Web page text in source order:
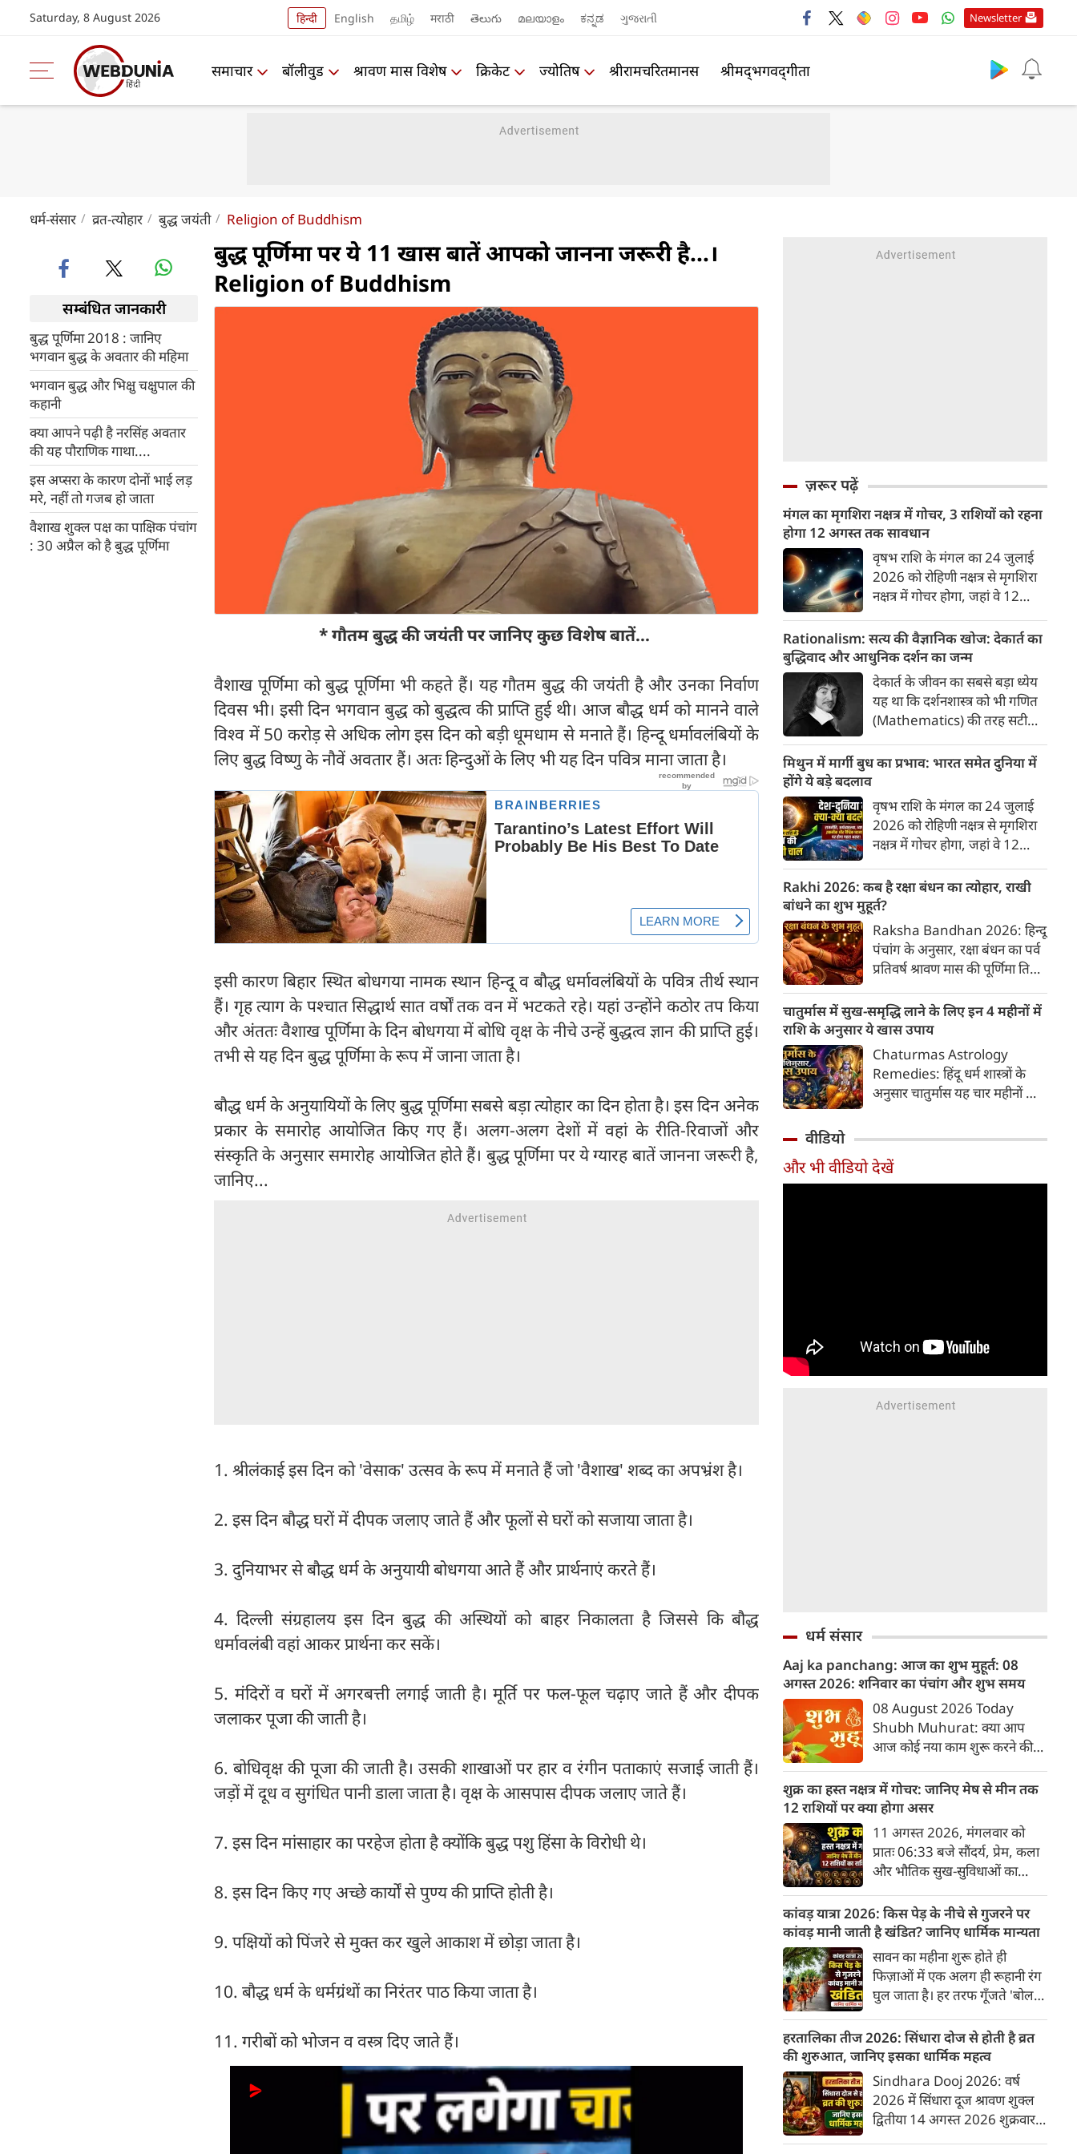
Saturday, 8 August 2026 हिन्दी English தமிழ் मराठी తెలుగు മലയാളം ಕನ್ನಡ ગુજરાતી Newsletter
समाचार बॉलीवुड श्रावण मास विशेष क्रिकेट ज्योतिष श्रीरामचरितमानस श्रीमद्‍भगवद्‍गीता
धर्म-संसार व्रत-त्योहार बुद्ध जयंती Religion of Buddhism
सम्बंधित जानकारी
बुद्ध पूर्णिमा 2018 : जानिए
भगवान बुद्ध के अवतार की महिमा
भगवान बुद्ध और भिक्षु चक्षुपाल की
कहानी
क्या आपने पढ़ी है नरसिंह अवतार
की यह पौराणिक गाथा....
इस अप्सरा के कारण दोनों भाई लड़
मरे, नहीं तो गजब हो जाता
वैशाख शुक्ल पक्ष का पाक्षिक पंचांग
: 30 अप्रैल को है बुद्ध पूर्णिमा
बुद्ध पूर्णिमा पर ये 11 खास बातें आपको जानना जरूरी है...।
Religion of Buddhism
* गौतम बुद्ध की जयंती पर जानिए कुछ विशेष बातें...
वैशाख पूर्णिमा को बुद्ध पूर्णिमा भी कहते हैं। यह गौतम बुद्ध की जयंती है और उनका निर्वाण
दिवस भी। इसी दिन भगवान बुद्ध को बुद्धत्व की प्राप्ति हुई थी। आज बौद्ध धर्म को मानने वाले
विश्व में 50 करोड़ से अधिक लोग इस दिन को बड़ी धूमधाम से मनाते हैं। हिन्दू धर्मावलंबियों के
लिए बुद्ध विष्णु के नौवें अवतार हैं। अतः हिन्दुओं के लिए भी यह दिन पवित्र माना जाता है।
इसी कारण बिहार स्थित बोधगया नामक स्थान हिन्दू व बौद्ध धर्मावलंबियों के पवित्र तीर्थ स्थान
हैं। गृह त्याग के पश्चात सिद्धार्थ सात वर्षों तक वन में भटकते रहे। यहां उन्होंने कठोर तप किया
और अंततः वैशाख पूर्णिमा के दिन बोधगया में बोधि वृक्ष के नीचे उन्हें बुद्धत्व ज्ञान की प्राप्ति हुई।
तभी से यह दिन बुद्ध पूर्णिमा के रूप में जाना जाता है।
बौद्ध धर्म के अनुयायियों के लिए बुद्ध पूर्णिमा सबसे बड़ा त्योहार का दिन होता है। इस दिन अनेक
प्रकार के समारोह आयोजित किए गए हैं। अलग-अलग देशों में वहां के रीति-रिवाजों और
संस्कृति के अनुसार समारोह आयोजित होते हैं। बुद्ध पूर्णिमा पर ये ग्यारह बातें जानना जरूरी है,
जानिए...
1. श्रीलंकाई इस दिन को 'वेसाक' उत्सव के रूप में मनाते हैं जो 'वैशाख' शब्द का अपभ्रंश है।
2. इस दिन बौद्ध घरों में दीपक जलाए जाते हैं और फूलों से घरों को सजाया जाता है।
3. दुनियाभर से बौद्ध धर्म के अनुयायी बोधगया आते हैं और प्रार्थनाएं करते हैं।
4. दिल्ली संग्रहालय इस दिन बुद्ध की अस्थियों को बाहर निकालता है जिससे कि बौद्ध
धर्मावलंबी वहां आकर प्रार्थना कर सकें।
5. मंदिरों व घरों में अगरबत्ती लगाई जाती है। मूर्ति पर फल-फूल चढ़ाए जाते हैं और दीपक
जलाकर पूजा की जाती है।
6. बोधिवृक्ष की पूजा की जाती है। उसकी शाखाओं पर हार व रंगीन पताकाएं सजाई जाती हैं।
जड़ों में दूध व सुगंधित पानी डाला जाता है। वृक्ष के आसपास दीपक जलाए जाते हैं।
7. इस दिन मांसाहार का परहेज होता है क्योंकि बुद्ध पशु हिंसा के विरोधी थे।
8. इस दिन किए गए अच्छे कार्यों से पुण्य की प्राप्ति होती है।
9. पक्षियों को पिंजरे से मुक्त कर खुले आकाश में छोड़ा जाता है।
10. बौद्ध धर्म के धर्मग्रंथों का निरंतर पाठ किया जाता है।
11. गरीबों को भोजन व वस्त्र दिए जाते हैं।
ज़रूर पढ़ें
मंगल का मृगशिरा नक्षत्र में गोचर, 3 राशियों को रहना
होगा 12 अगस्त तक सावधान
वृषभ राशि के मंगल का 24 जुलाई
2026 को रोहिणी नक्षत्र से मृगशिरा
नक्षत्र में गोचर होगा, जहां वे 12
परिवर्तन के चलते 3 राशि के लोगों
को 12 अगस्त तक रहना होगा
सावधान। चलिए जानते हैं कि किन
राशि 3 राशियों को रहना होगा
सावधान।
Rationalism: सत्य की वैज्ञानिक खोज: देकार्त का
बुद्धिवाद और आधुनिक दर्शन का जन्म
देकार्त के जीवन का सबसे बड़ा ध्येय
यह था कि दर्शनशास्त्र को भी गणित
(Mathematics) की तरह सटीक,
जाए। वे एक ऐसा सार्वभौमिक सत्य
खोजना चाहते थे, जिस पर कोई भी
प्रश्नचिह्न न लगा सके। इसी विचार ने
बुद्धिवाद (Rationalism) की नींव
रखी। आइए, देकार्त के इस अद्भुत
दार्शनिक चिंतन के 4 प्रमुख स्तंभों को
गहराई से समझते हैं।
मिथुन में मार्गी बुध का प्रभाव: भारत समेत दुनिया में
होंगे ये बड़े बदलाव
वृषभ राशि के मंगल का 24 जुलाई
2026 को रोहिणी नक्षत्र से मृगशिरा
नक्षत्र में गोचर होगा, जहां वे 12
में एक बड़ा हलचल भरा मोड़ आ चुका
है- बुध ग्रह अपनी ही प्रिय राशि मिथुन
में सीधे (मार्गी) चलने लगे हैं। अब जब
बुद्धि और संवाद का कारक ग्रह सीधी
चाल चलेगा, तो जाहिर है आपकी
सोच, बातचीत और फैसलों की रफ्तार
भी बदल जाएगी।
Rakhi 2026: कब है रक्षा बंधन का त्योहार, राखी
बांधने का शुभ मुहूर्त?
Raksha Bandhan 2026: हिन्दू
पंचांग के अनुसार, रक्षा बंधन का पर्व
प्रतिवर्ष श्रावण मास की पूर्णिमा तिथि
में इसे मिठास और खुशियों का उत्सव
माना गया है। यह भाई-बहन के प्रेम
का पावन पर्व है। यहां जानें रक्षा बंधन
2026 कब है? जानें रक्षा बंधन
2026 की तारीख...
चातुर्मास में सुख-समृद्धि लाने के लिए इन 4 महीनों में
राशि के अनुसार ये खास उपाय
Chaturmas Astrology
Remedies: हिंदू धर्म शास्त्रों के
अनुसार चातुर्मास यह चार महीनों का
आप अपनी राशि के अनुसार चातुर्मास
में कुछ विशेष उपाय करते हैं, तो
वीडियो
और भी वीडियो देखें
धर्म संसार
Aaj ka panchang: आज का शुभ मुहूर्त: 08
अगस्‍त 2026: शनिवार का पंचांग और शुभ समय
08 August 2026 Today
Shubh Muhurat: क्या आप
आज कोई नया काम शुरू करने की
लेने वाले हैं? ज्योतिष और पंचांग के
अनुसार, किसी भी शुभ कार्य को सही
मुहूर्त में करने से सफलता की
संभावना बढ़ जाती है। 'वेबदुनिया'
आपके लिए लेकर आया है 08
अगस्‍त, 2026 का विशेष पंचांग और
शुभ-अशुभ मुहूर्त।
शुक्र का हस्त नक्षत्र में गोचर: जानिए मेष से मीन तक
12 राशियों पर क्या होगा असर
11 अगस्त 2026, मंगलवार को
प्रातः 06:33 बजे सौंदर्य, प्रेम, कला
और भौतिक सुख-सुविधाओं का
के चतुर्थ पद से निकलकर हस्त नक्षत्र
के प्रथम पद में प्रवेश करेगा। हस्त
नक्षत्र के स्वामी चंद्रमा हैं, जो मन और
भावनाओं का प्रतिनिधित्व करते हैं।
सौंदर्य के कारक शुक्र का चंद्रमा के
नक्षत्र में प्रवेश सभी 12 राशियों के
जीवन में रचनात्मकता, आर्थिक
स्थिति और व्यक्तिगत संबंधों पर
गहरा प्रभाव डालेगा।
कांवड़ यात्रा 2026: किस पेड़ के नीचे से गुजरने पर
कांवड़ मानी जाती है खंडित? जानिए धार्मिक मान्यता
सावन का महीना शुरू होते ही
फिज़ाओं में एक अलग ही रूहानी रंग
घुल जाता है। हर तरफ गूँजते 'बोल
श्रद्धालुओं का सैलाब इस बात की
गवाही देता है कि कांवड़ यात्रा महज़
एक सफ़र नहीं, बल्कि महादेव के प्रति
अटूट आस्था का इम्तिहान है। मीलों
पैदल चलकर पवित्र नदियों का जल
शिव धाम तक पहुँचाना जितना कठिन
है, उतना ही कड़ा है इस यात्रा के
हरतालिका तीज 2026: सिंधारा दोज से होती है व्रत
की शुरुआत, जानिए इसका धार्मिक महत्व
Sindhara Dooj 2026: वर्ष
2026 में सिंधारा दूज श्रावण शुक्ल
द्वितीया 14 अगस्त 2026 शुक्रवार